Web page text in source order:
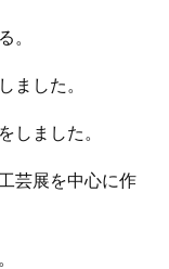
。
ました。
しました。
芸展を中心に作